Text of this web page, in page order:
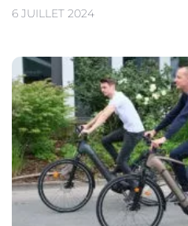
6 JUILLET 2024